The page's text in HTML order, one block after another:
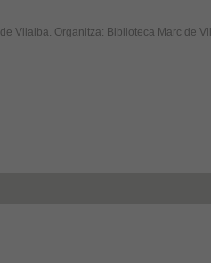
Vilalba. Organitza: Biblioteca Marc de